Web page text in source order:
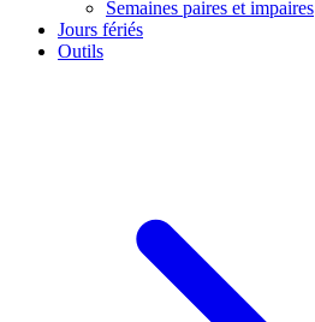
Semaines paires et impaires
Jours fériés
Outils